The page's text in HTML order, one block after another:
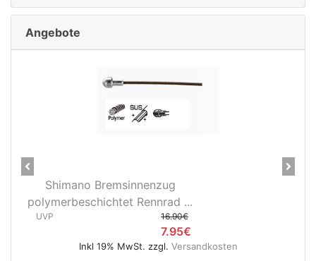
Angebote
28" Vorderrad Shimano DH-
3D37 Nabendynamo/Remerx...
Inkl 19% MwSt. zzgl.
Previous Next